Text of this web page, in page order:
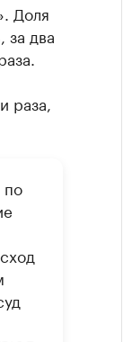
Доля
за два
раза,